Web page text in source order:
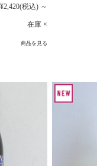
¥2,420(税込) ～
在庫 ×
商品を見る